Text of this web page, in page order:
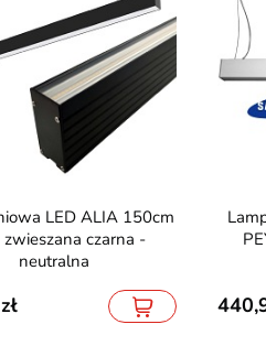
czarna -
neutralna
Lampa liniowa zwieszana LED